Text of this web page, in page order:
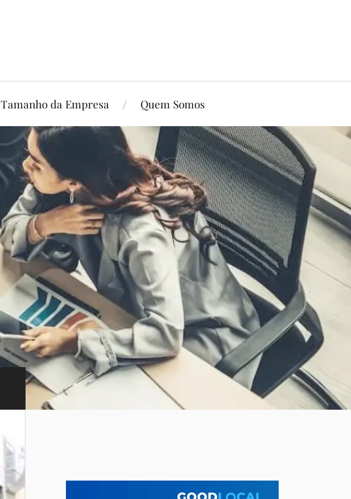
Tamanho da Empresa Quem Somos